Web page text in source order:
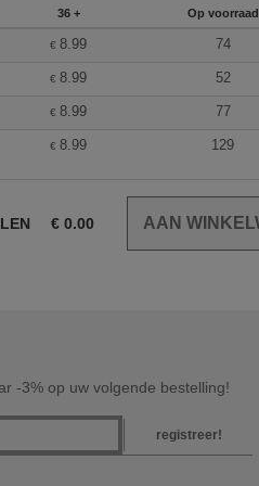
36 + Op voorraad
€8.99 74
€8.99 52
€8.99 77
€8.99 129
€ 0.00
-3% op uw volgende bestelling!
registreer!